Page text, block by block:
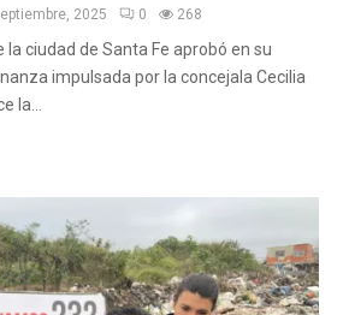
2025 0 268
la ciudad de Santa Fe aprobó en su
impulsada por la concejala Cecilia
la...